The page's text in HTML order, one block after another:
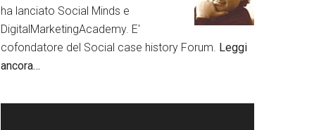
ha lanciato Social Minds e
DigitalMarketingAcademy. E'
cofondatore del Social case history Forum. Leggi
ancora…